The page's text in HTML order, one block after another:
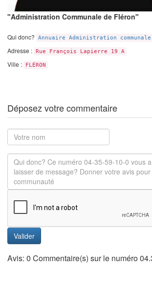
"Administration Communale de Fléron"
Qui donc? Annuaire Administration communale
Adresse : Rue François Lapierre 19 A
Ville : FLÉRON
Déposez votre commentaire
Valider
Avis: 0 Commentaire(s) sur le numéro